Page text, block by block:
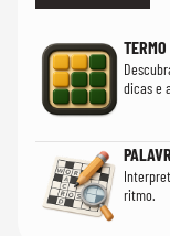
TERMO
dicas e
ritmo.